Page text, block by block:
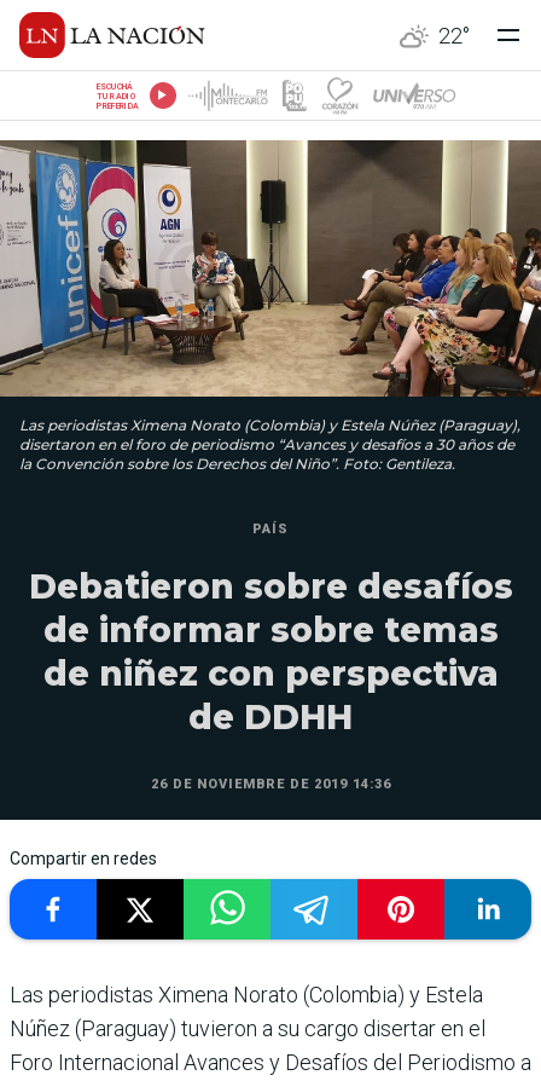
22°
ESCUCHÁ
TU RADIO
PREFERIDA
Las periodistas Ximena Norato (Colombia) y Estela Núñez (Paraguay),
disertaron en el foro de periodismo “Avances y desafíos a 30 años de
la Convención sobre los Derechos del Niño”. Foto: Gentileza.
PAÍS
Debatieron sobre desafíos
de informar sobre temas
de niñez con perspectiva
de DDHH
26 DE NOVIEMBRE DE 2019 14:36
Compartir en redes
Las periodistas Ximena Norato (Colombia) y Estela
Núñez (Paraguay) tuvieron a su cargo disertar en el
Foro Internacional Avances y Desafíos del Periodismo a